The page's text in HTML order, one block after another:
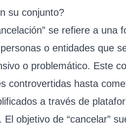
su conjunto?
se refiere a una
o entidades que
o problemático. Este
controvertidas hasta
a través de
objetivo de “cancelar”